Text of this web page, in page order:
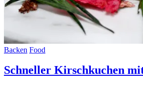
Backen Food
Schneller Kirschkuchen